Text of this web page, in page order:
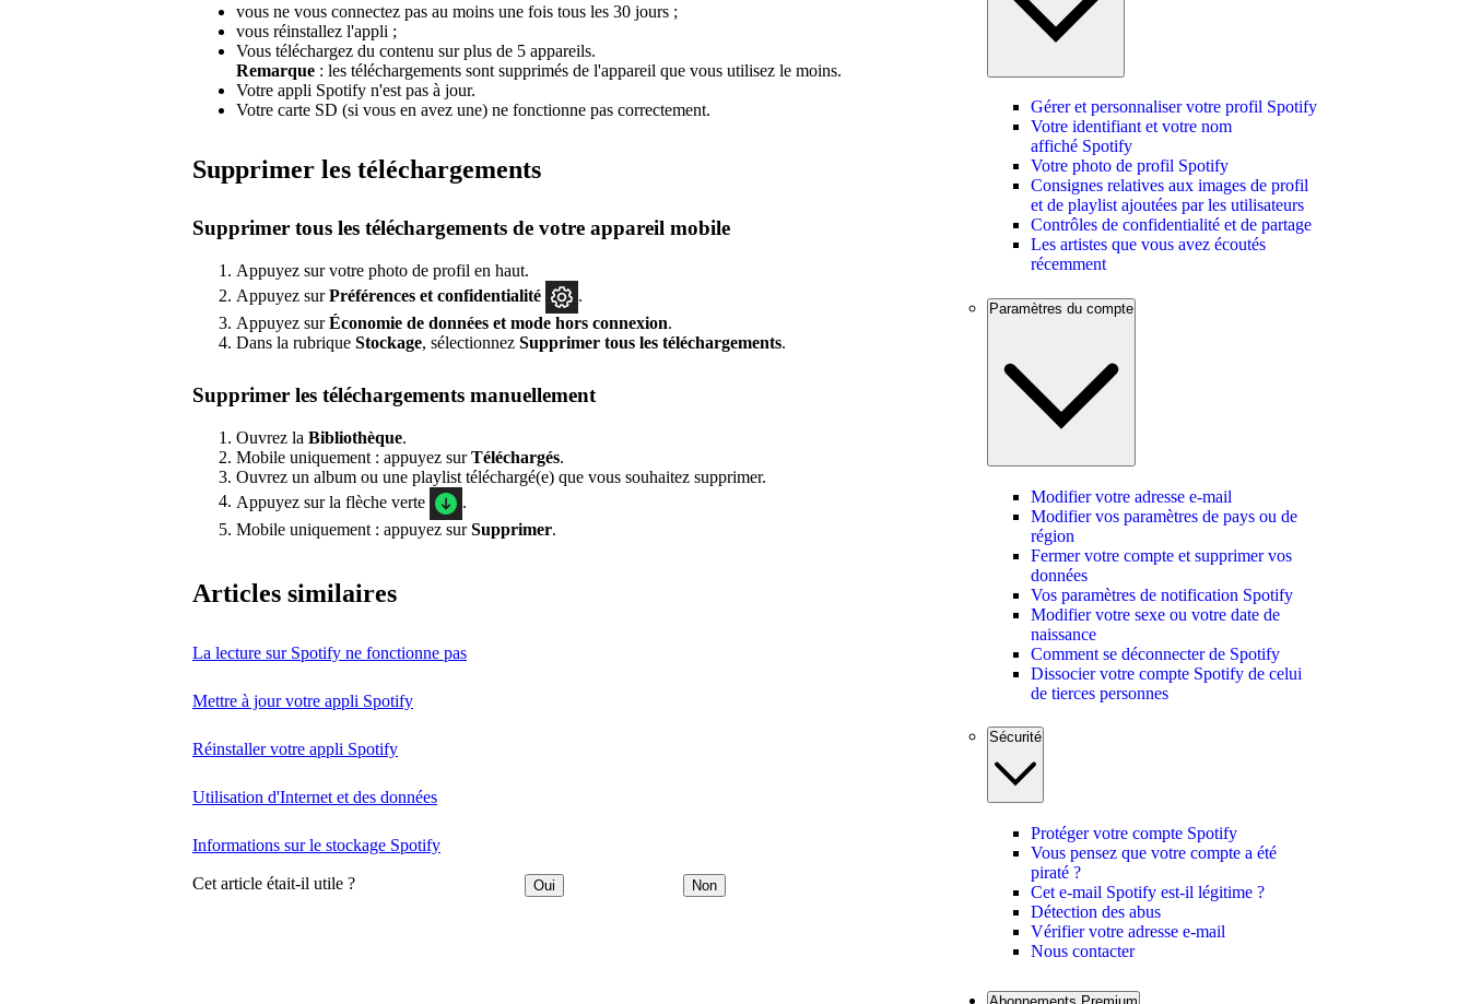
vous ne vous connectez pas au moins une fois tous les 30 jours ;
vous réinstallez l'appli ;
Vous téléchargez du contenu sur plus de 5 appareils.
Remarque : les téléchargements sont supprimés de l'appareil que vous utilisez le moins.
Votre appli Spotify n'est pas à jour.
Votre carte SD (si vous en avez une) ne fonctionne pas correctement.
Supprimer les téléchargements
Supprimer tous les téléchargements de votre appareil mobile
Appuyez sur votre photo de profil en haut.
Appuyez surPréférences et confidentialité
.
Appuyez surÉconomie de données et mode hors connexion.
Dans la rubrique Stockage, sélectionnez Supprimer tous les téléchargements.
Supprimer les téléchargements manuellement
Ouvrez la Bibliothèque.
Mobile uniquement : appuyez surTéléchargés.
Ouvrez un album ou une playlist téléchargé(e) que vous souhaitez supprimer.
Appuyez sur la flèche verte
Mobile uniquement : appuyez surSupprimer.
Articles similaires
La lecture sur Spotify ne fonctionne pas
Mettre à jour votre appli Spotify
Réinstaller votre appli Spotify
Utilisation d'Internet et des données
Informations sur le stockage Spotify
Cet article était-il utile ? Oui Non
Gérer et personnaliser votre profil Spotify
Votre identifiant et votre nom
affiché Spotify
Votre photo de profil Spotify
Consignes relatives aux images de profil
et de playlist ajoutées par les utilisateurs
Contrôles de confidentialité et de partage
Les artistes que vous avez écoutés
récemment
Paramètres du compte
Modifier votre adresse e-mail
Modifier vos paramètres de pays ou de
région
Fermer votre compte et supprimer vos
données
Vos paramètres de notification Spotify
Modifier votre sexe ou votre date de
naissance
Comment se déconnecter de Spotify
Dissocier votre compte Spotify de celui
de tierces personnes
Sécurité
Protéger votre compte Spotify
Vous pensez que votre compte a été
piraté ?
Cet e-mail Spotify est-il légitime ?
Détection des abus
Vérifier votre adresse e-mail
Nous contacter